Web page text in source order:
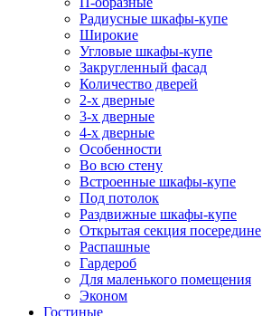
Радиусные шкафы-купе
Широкие
Угловые шкафы-купе
Закругленный фасад
Количество дверей
2-х дверные
3-х дверные
4-х дверные
Особенности
Во всю стену
Встроенные шкафы-купе
Под потолок
Раздвижные шкафы-купе
Открытая секция посередине
Распашные
Гардероб
Для маленького помещения
Эконом
Гостиные